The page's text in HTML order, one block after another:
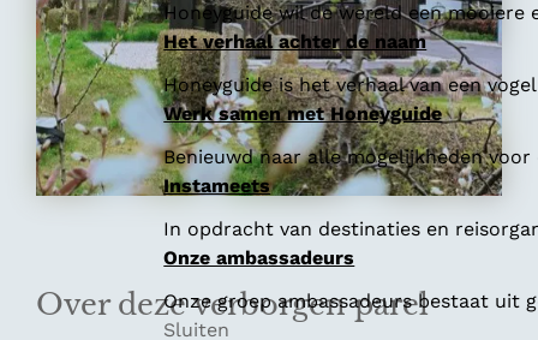
Honeyguide wil de wereld een
Het verhaal achter de naam
Honeyguide is het verhaal van een
Werk samen met Honeyguide
Benieuwd naar alle mogelijkheden
Instameets
In opdracht van destinaties en
Onze ambassadeurs
Onze groep ambassadeurs bestaat uit
Sluiten
Over deze verborgen parel